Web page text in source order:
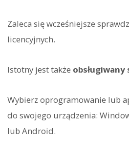
Zaleca się wcześniejsze
licencyjnych.
Istotny jest także
Wybierz oprogramowanie lub
do swojego urządzenia:
lub Android.